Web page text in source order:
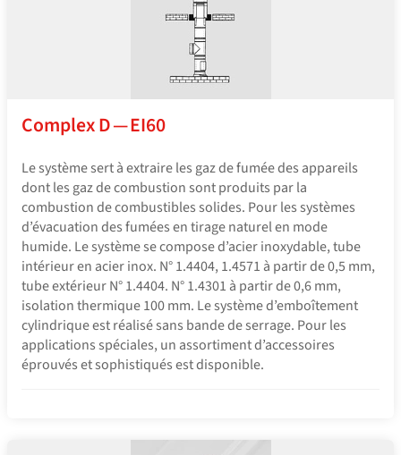
Complex D — EI60
Le système sert à extraire les gaz de fumée des appareils
dont les gaz de combustion sont produits par la
combustion de combustibles solides. Pour les systèmes
d’évacuation des fumées en tirage naturel en mode
humide. Le système se compose d’acier inoxydable, tube
intérieur en acier inox. N° 1.4404, 1.4571 à partir de 0,5 mm,
tube extérieur N° 1.4404. N° 1.4301 à partir de 0,6 mm,
isolation thermique 100 mm. Le système d’emboîtement
cylindrique est réalisé sans bande de serrage. Pour les
applications spéciales, un assortiment d’accessoires
éprouvés et sophistiqués est disponible.